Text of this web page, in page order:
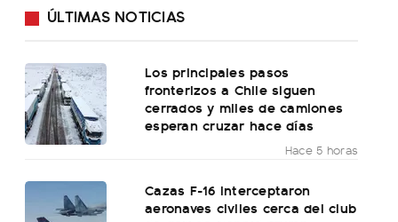
ÚLTIMAS NOTICIAS
Los principales pasos
fronterizos a Chile siguen
cerrados y miles de camiones
esperan cruzar hace días
Hace 5 horas
Cazas F-16 interceptaron
aeronaves civiles cerca del club